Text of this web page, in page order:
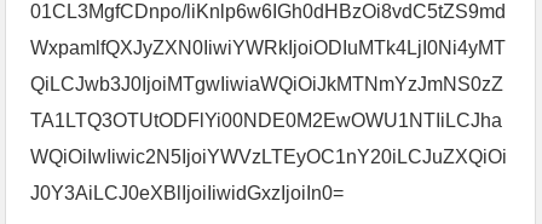
01CL3MgfCDnpo/liKnlp6w6IGh0dHBzOi8vdC5tZS9md
WxpamlfQXJyZXN0IiwiYWRkIjoiODIuMTk4LjI0Ni4yMT
QiLCJwb3J0IjoiMTgwIiwiaWQiOiJkMTNmYzJmNS0zZ
TA1LTQ3OTUtODFlYi00NDE0M2EwOWU1NTIiLCJha
WQiOiIwIiwic2N5IjoiYWVzLTEyOC1nY20iLCJuZXQiOi
J0Y3AiLCJ0eXBlIjoiIiwidGxzIjoiIn0=